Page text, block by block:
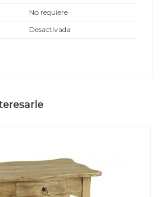
No requiere
Desactivada